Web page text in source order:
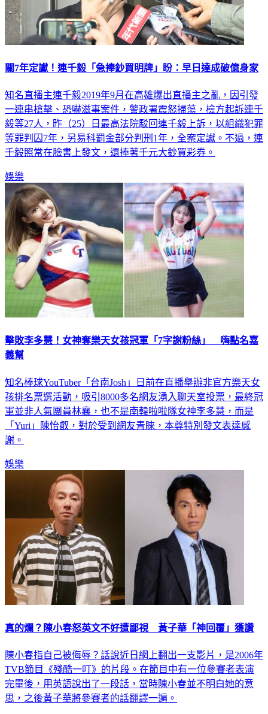
關7年定讞！連千毅「急捧鈔買明牌」盼：早日達成破億身家
知名直播主連千毅2019年9月在高雄爆出直播主之亂，因引發
一連串槍擊、恐嚇滋事案件，警政署震怒掃蕩，檢方起訴連千
毅等27人，昨（25）日最高法院駁回連千毅上訴，以組織犯罪
等罪判囚7年，另易科罰金部分判刑1年，全案定讞。不過，連
千毅照常在臉書上發文，還捧著千元大鈔買彩券。
娛樂
擊敗李多慧！女神奪樂天女孩冠軍「7字謝粉絲」 嗨點名嘉
義幫
知名棒球YouTuber「台南Josh」日前在直播舉辦非官方樂天女
孩排名票選活動，吸引8000多名網友湧入聊天室投票，最終冠
軍並非人氣團員林襄，也不是南韓啦啦隊女神李多慧，而是
「Yuri」陳怡叡，對於受到網友青睞，本尊特別發文表達感
謝。
娛樂
真的爛？陳小春怒英文不好遭鄙視 黃子華「神回覆」獲讚
陳小春指自己被侮辱？話說近日網上翻出一支影片，是2006年
TVB節目《殘酷一叮》的片段。在節目中有一位參賽者表演
完畢後，用英語說出了一段話，當時陳小春並不明白她的意
思，之後黃子華將參賽者的話翻譯一遍。